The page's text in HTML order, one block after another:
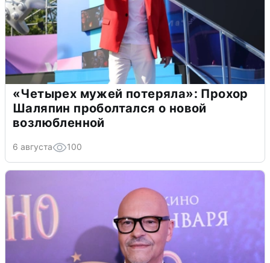
«Четырех мужей потеряла»: Прохор
Шаляпин проболтался о новой
возлюбленной
6 августа 100